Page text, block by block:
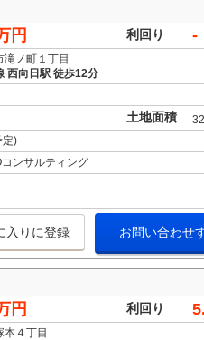
円 利回り -
ノ町１丁目
西向日駅 徒歩12分
土地面積
定)
ンサルティング
入りに登録 お問い合わせ
円 利回り
本４丁目